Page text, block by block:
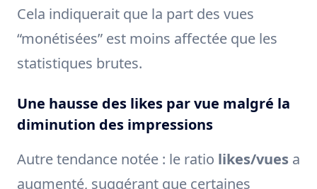
Cela indiquerait que la part des vues
“monétisées” est moins affectée que les
statistiques brutes.
Une hausse des likes par vue malgré la
diminution des impressions
Autre tendance notée : le ratio likes/vues a
augmenté, suggérant que certaines